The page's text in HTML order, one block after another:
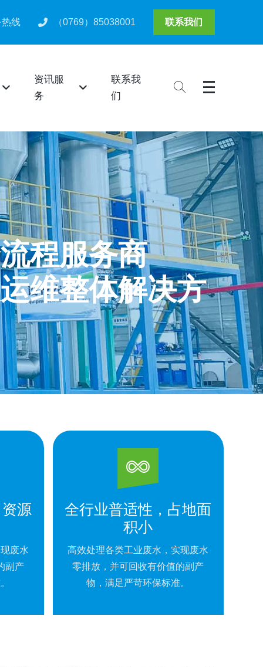
线 （0769）85038001 联系我们
资讯服
务
联系我
们
程服务商
维整体解决方
源
废水
副产
全行业普适性，占地面
积小
高效处理各类工业废水，实现废水
零排放，并可回收有价值的副产
物，满足严苛环保标准。